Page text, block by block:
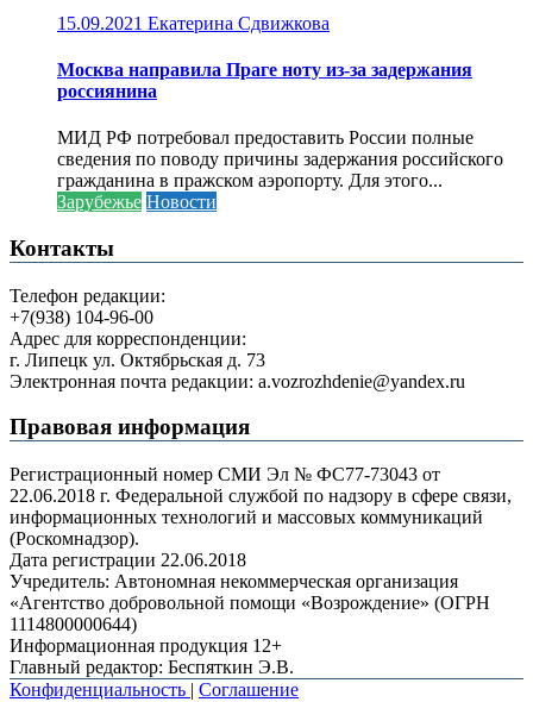
15.09.2021 Екатерина Сдвижкова
Москва направила Праге ноту из-за задержания
россиянина
МИД РФ потребовал предоставить России полные
сведения по поводу причины задержания российского
гражданина в пражском аэропорту. Для этого...
Зарубежье Новости
Контакты
Телефон редакции:
+7(938) 104-96-00
Адрес для корреспонденции:
г. Липецк ул. Октябрьская д. 73
Электронная почта редакции: a.vozrozhdenie@yandex.ru
Правовая информация
Регистрационный номер СМИ Эл № ФС77-73043 от
22.06.2018 г. Федеральной службой по надзору в сфере связи,
информационных технологий и массовых коммуникаций
(Роскомнадзор).
Дата регистрации 22.06.2018
Учредитель: Автономная некоммерческая организация
«Агентство добровольной помощи «Возрождение» (ОГРН
1114800000644)
Информационная продукция 12+
Главный редактор: Беспяткин Э.В.
Конфиденциальность | Соглашение